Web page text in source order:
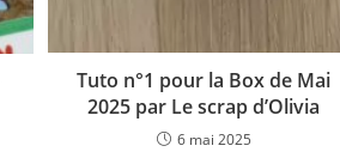
Tuto n°1 pour la Box de Mai
2025 par Le scrap d’Olivia
6 mai 2025